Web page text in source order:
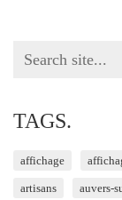
Search
TAGS.
affichage
artisans auvers-